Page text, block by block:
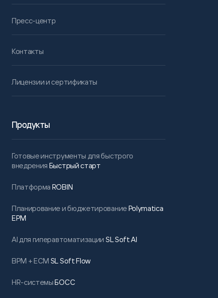
Пресс-центр
Контакты
Лицензии и сертификаты
Продукты
Готовые инструменты для быстрого
внедрения Быстрый старт
Платформа ROBIN
Планирование и бюджетированиеPolymatica
EPM
AI для гиперавтоматизации SL Soft AI
BPM + ECM SL Soft Flow
HR-системыБОСС